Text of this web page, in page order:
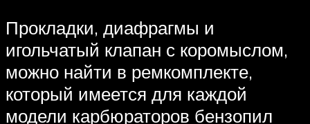
Прокладки, диафрагмы и
игольчатый клапан с коромыслом,
можно найти в ремкомплекте,
который имеется для каждой
модели карбюраторов бензопил